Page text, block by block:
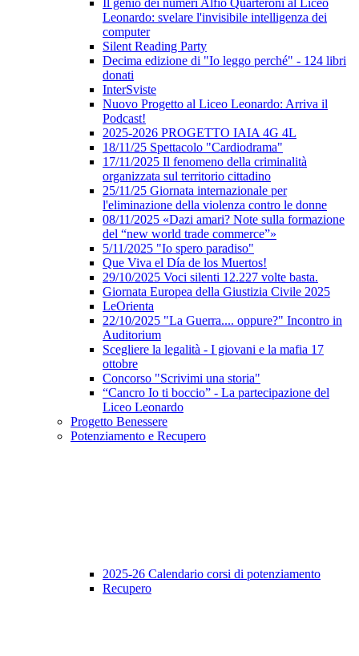
Il genio dei numeri Alfio Quarteroni al Liceo
Leonardo: svelare l'invisibile intelligenza dei
computer
Silent Reading Party
Decima edizione di "Io leggo perché" - 124 libri
donati
InterSviste
Nuovo Progetto al Liceo Leonardo: Arriva il
Podcast!
2025-2026 PROGETTO IAIA 4G 4L
18/11/25 Spettacolo "Cardiodrama"
17/11/2025 Il fenomeno della criminalità
organizzata sul territorio cittadino
25/11/25 Giornata internazionale per
l'eliminazione della violenza contro le donne
08/11/2025 «Dazi amari? Note sulla formazione
del “new world trade commerce”»
5/11/2025 "Io spero paradiso"
Que Viva el Día de los Muertos!
29/10/2025 Voci silenti 12.227 volte basta.
Giornata Europea della Giustizia Civile 2025
LeOrienta
22/10/2025 "La Guerra.... oppure?" Incontro in
Auditorium
Scegliere la legalità - I giovani e la mafia 17
ottobre
Concorso "Scrivimi una storia"
“Cancro Io ti boccio” - La partecipazione del
Liceo Leonardo
Progetto Benessere
Potenziamento e Recupero
2025-26 Calendario corsi di potenziamento
Recupero